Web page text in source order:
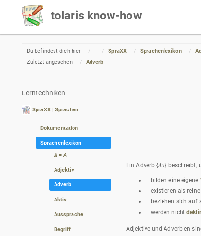
tolaris know-how
Du befindest dich hier HomeSpraXX Sprachenlexikon
Zuletzt angesehen
Adverb
Lerntechniken
SpraXX | Sprachen
Dokumentation
Sprachenlexikon
𝑨 = 𝘈
Adjektiv
Adverb
Aktiv
Aussprache
Begriff
Ein Adverb {𝑨𝒗} beschreibt,
bilden eine eigene
existieren als
beziehen sich auf
werden nicht
Adjektive und Adverbien